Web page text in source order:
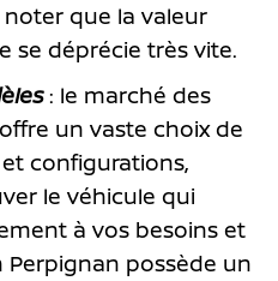
noter que la valeur
se déprécie très vite.
: le marché des
offre un vaste choix de
configurations,
le véhicule qui
à vos besoins et
Perpignan possède un